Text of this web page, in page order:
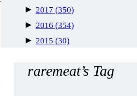
► 2017 (350)
► 2016 (354)
► 2015 (30)
raremeat’s Tag